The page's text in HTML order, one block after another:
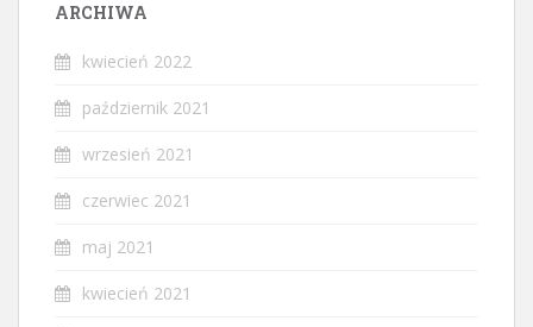
ARCHIWA
kwiecień 2022
październik 2021
wrzesień 2021
czerwiec 2021
maj 2021
kwiecień 2021